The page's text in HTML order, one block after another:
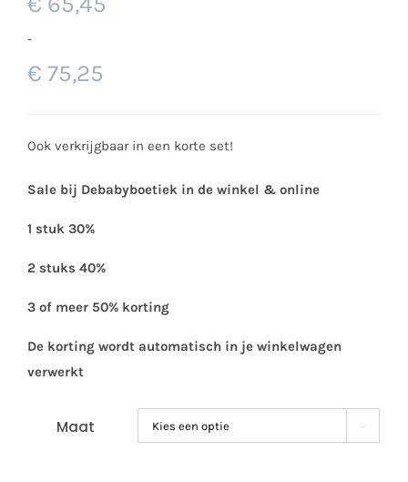
-
€ 75,25
Ook verkrijgbaar in een korte set!
Sale bij Debabyboetiek in de winkel & online
1 stuk 30%
2 stuks 40%
3 of meer 50% korting
De korting wordt automatisch in je winkelwagen
verwerkt
Maat 